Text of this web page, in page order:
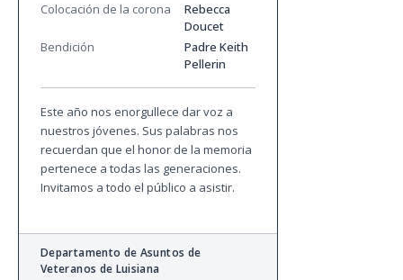
Colocación de la corona
Rebecca
Doucet
Bendición
Padre Keith
Pellerin
Este año nos enorgullece dar voz a
nuestros jóvenes. Sus palabras nos
recuerdan que el honor de la memoria
pertenece a todas las generaciones.
Invitamos a todo el público a asistir.
Departamento de Asuntos de
Veteranos de Luisiana